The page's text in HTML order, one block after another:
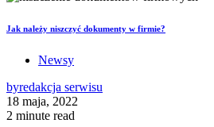
Jak należy niszczyć dokumenty w firmie?
Newsy
byredakcja serwisu
18 maja, 2022
2 minute read